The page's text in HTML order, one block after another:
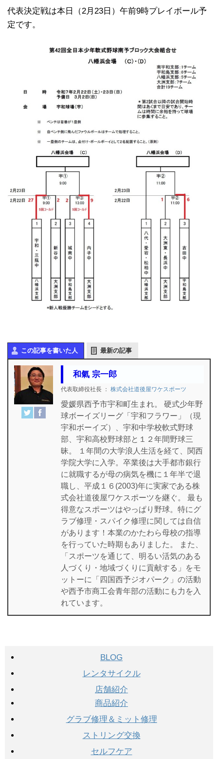
代表決定戦は本日（2月23日）午前9時プレイボール予
定です。
この記事を書いた人 最新の記事
和氣 宗一郎
代表取締役社長 ： 株式会社道後屋ワケスポーツ
愛媛県西予市宇和町生まれ。 硬式少年野
球ボーイズリーグ「宇和フラワー」（現
宇和ボーイズ）、宇和中学校軟式野球
部、宇和高校野球部と１２年間野球三
昧。 １年間の大学浪人生活を経て、関西
学院大学に入学。卒業後は大手都市銀行
に就職するが母の病気を機に１年半で退
職し、平成１６(2003)年に実家である株
式会社道後屋ワケスポーツを継ぐ。 最も
得意なスポーツはやっぱり野球。特にグ
ラブ修理・スパイク修理に関しては自信
があります！本業のかたわら母校の指導
を行っていた時期もありました。 また、
「スポーツを通じて、明るい活気のある
人づくり・地域づくりに貢献する」をモ
ットーに「四国西予ジオパーク」の活動
や西予市商工会青年部の活動にも力を入
れています。
BLOG
レンタサイクル
店舗紹介
商品紹介
グラブ修理＆ミット修理
ストリング交換
セルフケア